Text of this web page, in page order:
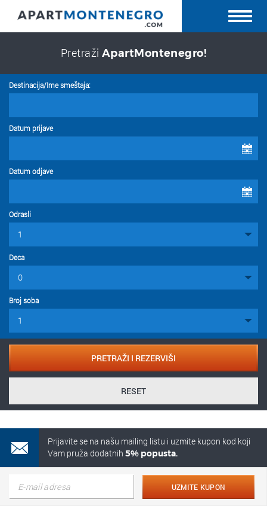
Pretraži ApartMontenegro!
Destinacija/Ime smeštaja:
Datum prijave
Datum odjave
Odrasli
Deca
Broj soba
PRETRAŽI I REZERVIŠI
RESET
Prijavite se na našu mailing listu i uzmite kupon kod koji
Vam pruža dodatnih 5% popusta.
UZMITE KUPON